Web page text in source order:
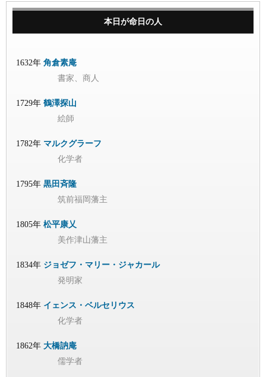
本日が命日の人
1632年 角倉素庵
書家、商人
1729年 鶴澤探山
絵師
1782年 マルクグラーフ
化学者
1795年 黒田斉隆
筑前福岡藩主
1805年 松平康乂
美作津山藩主
1834年 ジョゼフ・マリー・ジャカール
発明家
1848年 イェンス・ベルセリウス
化学者
1862年 大橋訥庵
儒学者